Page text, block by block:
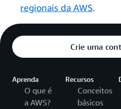
regionais da AWS.
Crie uma
Aprenda
O que é
a AWS?
Recursos
Conceitos
básicos